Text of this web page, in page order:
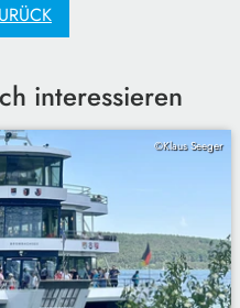
interessieren
©Klaus Seeger